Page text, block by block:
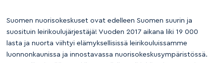
Suomen nuorisokeskuset ovat edelleen Suomen suurin ja
suosituin leirikoulujärjestäjä! Vuoden 2017 aikana liki 19 000
lasta ja nuorta viihtyi elämyksellisissä leirikouluissamme
luonnonkaunissa ja innostavassa nuorisokeskusympäristössä.